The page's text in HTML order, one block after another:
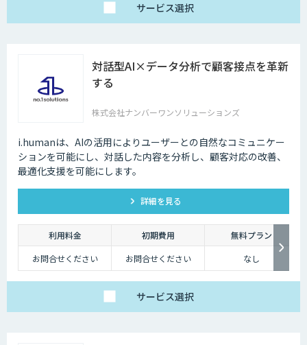
サービス選択
対話型AI×データ分析で顧客接点を革新
する
株式会社ナンバーワンソリューションズ
i.humanは、AIの活用によりユーザーとの自然なコミュニケー
ションを可能にし、対話した内容を分析し、顧客対応の改善、
最適化支援を可能にします。
詳細を見る
利用料金 初期費用
無料プラン
お問合せください
お問合せください なし
サービス選択